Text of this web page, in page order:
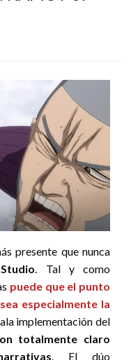
presente que nunca
. Tal y como
puede que el punto
especialmente la
implementación del
totalmente claro
. El dúo